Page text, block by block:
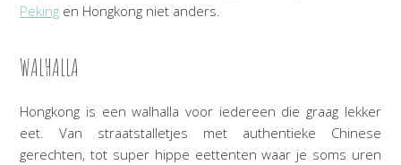
Peking en Hongkong niet anders.
WALHALLA
Hongkong is een walhalla voor iedereen die graag lekker
eet. Van straatstalletjes met authentieke Chinese
gerechten, tot super hippe eettenten waar je soms uren